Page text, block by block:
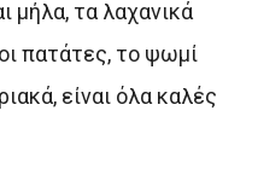
μήλα, τα λαχανικά
πατάτες, το ψωμί
είναι όλα καλές